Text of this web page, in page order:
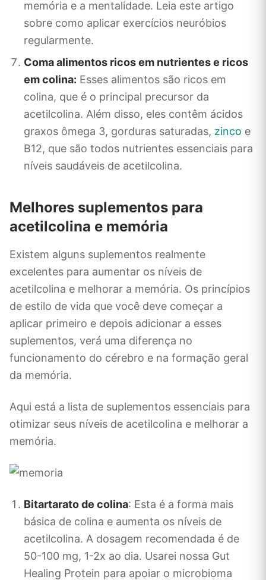
memória e a mentalidade. Leia este artigo
sobre como aplicar exercícios neuróbios
regularmente.
Coma alimentos ricos em nutrientes e ricos
em colina: Esses alimentos são ricos em
colina, que é o principal precursor da
acetilcolina. Além disso, eles contêm ácidos
graxos ômega 3, gorduras saturadas, zinco e
B12, que são todos nutrientes essenciais para
níveis saudáveis ​​de acetilcolina.
Melhores suplementos para
acetilcolina e memória
Existem alguns suplementos realmente
excelentes para aumentar os níveis de
acetilcolina e melhorar a memória. Os princípios
de estilo de vida que você deve começar a
aplicar primeiro e depois adicionar a esses
suplementos, verá uma diferença no
funcionamento do cérebro e na formação geral
da memória.
Aqui está a lista de suplementos essenciais para
otimizar seus níveis de acetilcolina e melhorar a
memória.
Bitartarato de colina: Esta é a forma mais
básica de colina e aumenta os níveis de
acetilcolina. A dosagem recomendada é de
50-100 mg, 1-2x ao dia. Usarei nossa Gut
Healing Protein para apoiar o microbioma